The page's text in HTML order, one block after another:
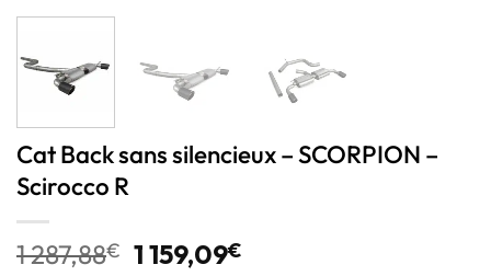
Cat Back sans silencieux – SCORPION –
Scirocco R
1 287,88€ 1 159,09€